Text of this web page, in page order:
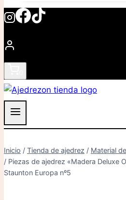
Inicio / Tienda de ajedrez / Material
/ Piezas de ajedrez «Madera Deluxe
Staunton Europa nº5